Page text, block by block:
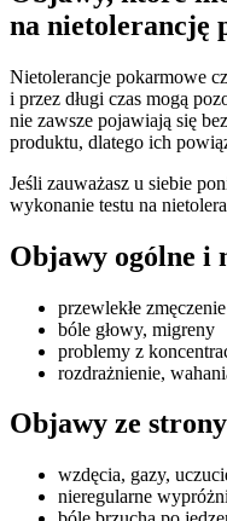
na nietolerancję
Nietolerancje pokarmowe
i przez długi czas mogą
nie zawsze pojawiają się
produktu, dlatego ich
Jeśli zauważasz u siebie
wykonanie testu na
Objawy ogólne i
przewlekłe
bóle głowy, migreny
problemy z
rozdrażnienie,
Objawy ze
wzdęcia, gazy,
nieregularne